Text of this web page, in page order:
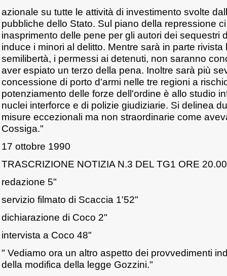
azionale su tutte le attività di investimento svolte
pubbliche dello Stato. Sul piano della repressione
inasprimento delle pene per gli autori dei sequestri
induce i minori al delitto. Mentre sarà in parte
semilibertà, i permessi ai detenuti, non saranno
aver espiato un terzo della pena. Inoltre sarà più
concessione di porto d'armi nelle tre regioni a
potenziamento delle forze dell'ordine è allo studio
nuclei interforce e di polizie giudiziarie. Si delinea
misure eccezionali ma non straordinarie come
Cossiga."
17 ottobre 1990
TRASCRIZIONE NOTIZIA N.3 DEL TG1 ORE 20.00
redazione 5"
servizio filmato di Scaccia 1'52"
dichiarazione di Coco 2"
intervista a Coco 48"
" Vediamo ora un altro aspetto dei provvedimenti
della modifica della legge Gozzini."